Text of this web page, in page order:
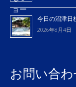
今日の沼津日
2026年8月4日
お問い合